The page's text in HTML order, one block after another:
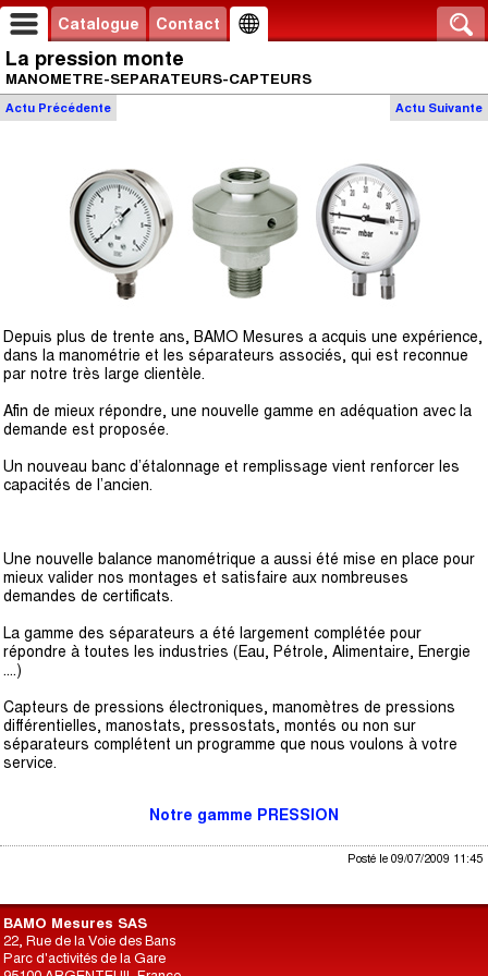
Catalogue Contact
La pression monte
MANOMETRE-SEPARATEURS-CAPTEURS
Actu Suivante
Actu Précédente
Depuis plus de trente ans, BAMO Mesures a acquis une expérience,
dans la manométrie et les séparateurs associés, qui est reconnue
par notre très large clientèle.
Afin de mieux répondre, une nouvelle gamme en adéquation avec la
demande est proposée.
Un nouveau banc d’étalonnage et remplissage vient renforcer les
capacités de l’ancien.
Une nouvelle balance manométrique a aussi été mise en place pour
mieux valider nos montages et satisfaire aux nombreuses
demandes de certificats.
La gamme des séparateurs a été largement complétée pour
répondre à toutes les industries (Eau, Pétrole, Alimentaire, Energie
….)
Capteurs de pressions électroniques, manomètres de pressions
différentielles, manostats, pressostats, montés ou non sur
séparateurs complétent un programme que nous voulons à votre
service.
Notre gamme PRESSION
Posté le 09/07/2009 11:45
BAMO Mesures SAS
22, Rue de la Voie des Bans
Parc d'activités de la Gare